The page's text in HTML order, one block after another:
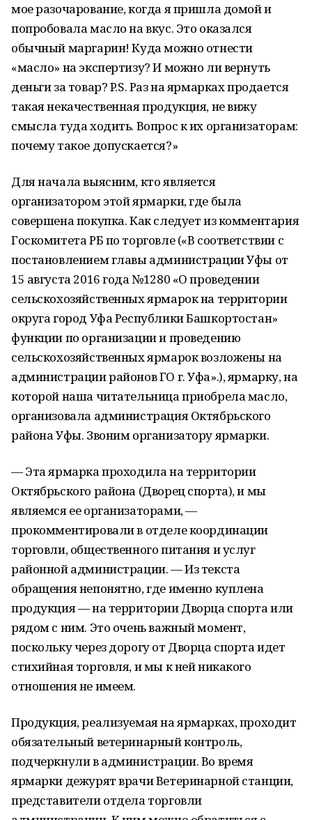
мое разочарование, когда я пришла домой и
попробовала масло на вкус. Это оказался
обычный маргарин! Куда можно отнести
«масло» на экспертизу? И можно ли вернуть
деньги за товар? P.S. Раз на ярмарках продается
такая некачественная продукция, не вижу
смысла туда ходить. Вопрос к их организаторам:
почему такое допускается?»
Для начала выясним, кто является
организатором этой ярмарки, где была
совершена покупка. Как следует из комментария
Госкомитета РБ по торговле («В соответствии с
постановлением главы администрации Уфы от
15 августа 2016 года №1280 «О проведении
сельскохозяйственных ярмарок на территории
округа город Уфа Республики Башкортостан»
функции по организации и проведению
сельскохозяйственных ярмарок возложены на
администрации районов ГО г. Уфа».), ярмарку, на
которой наша читательница приобрела масло,
организовала администрация Октябрьского
района Уфы. Звоним организатору ярмарки.
— Эта ярмарка проходила на территории
Октябрьского района (Дворец спорта), и мы
являемся ее организаторами, —
прокомментировали в отделе координации
торговли, общественного питания и услуг
районной администрации. — Из текста
обращения непонятно, где именно куплена
продукция — на территории Дворца спорта или
рядом с ним. Это очень важный момент,
поскольку через дорогу от Дворца спорта идет
стихийная торговля, и мы к ней никакого
отношения не имеем.
Продукция, реализуемая на ярмарках, проходит
обязательный ветеринарный контроль,
подчеркнули в администрации. Во время
ярмарки дежурят врачи Ветеринарной станции,
представители отдела торговли